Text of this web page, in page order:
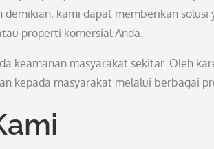
demikian, kami dapat memberikan
properti komersial Anda.
keamanan masyarakat sekitar. Oleh
kepada masyarakat melalui berbagai